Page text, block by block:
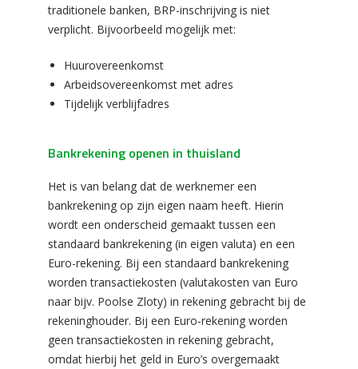
traditionele banken, BRP-inschrijving is niet
verplicht. Bijvoorbeeld mogelijk met:
Huurovereenkomst
Arbeidsovereenkomst met adres
Tijdelijk verblijfadres
Bankrekening openen in thuisland
Het is van belang dat de werknemer een
bankrekening op zijn eigen naam heeft. Hierin
wordt een onderscheid gemaakt tussen een
standaard bankrekening (in eigen valuta) en een
Euro-rekening. Bij een standaard bankrekening
worden transactiekosten (valutakosten van Euro
naar bijv. Poolse Zloty) in rekening gebracht bij de
rekeninghouder. Bij een Euro-rekening worden
geen transactiekosten in rekening gebracht,
omdat hierbij het geld in Euro’s overgemaakt